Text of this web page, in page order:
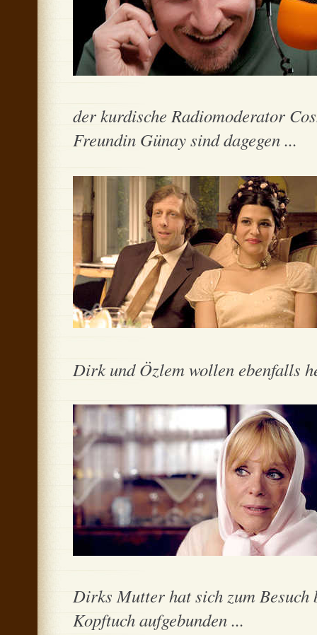
der kurdische Radiomoderator
Freundin Günay sind dagegen ...
Dirk und Özlem wollen ebenfalls
Dirks Mutter hat sich zum
Kopftuch aufgebunden ...